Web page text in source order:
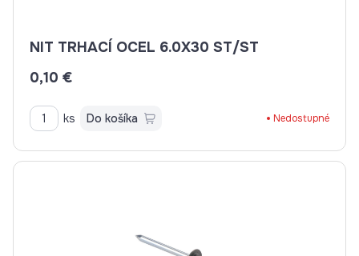
NIT TRHACÍ OCEL 6.0X30 ST/ST
0,10 €
ks Do košíka Nedostupné